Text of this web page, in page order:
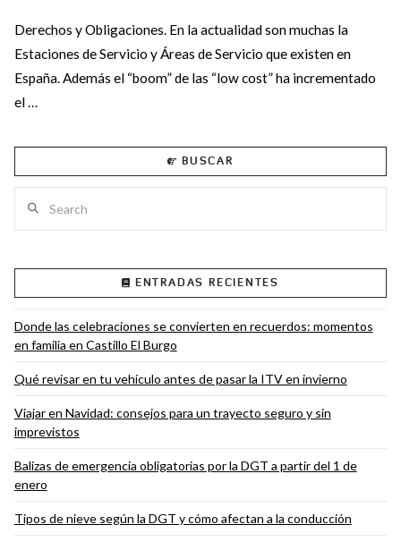
Derechos y Obligaciones. En la actualidad son muchas la
Estaciones de Servicio y Áreas de Servicio que existen en
España. Además el “boom” de las “low cost” ha incrementado
el …
BUSCAR
ENTRADAS RECIENTES
Donde las celebraciones se convierten en recuerdos: momentos
en familia en Castillo El Burgo
Qué revisar en tu vehículo antes de pasar la ITV en invierno
Viajar en Navidad: consejos para un trayecto seguro y sin
imprevistos
Balizas de emergencia obligatorias por la DGT a partir del 1 de
enero
Tipos de nieve según la DGT y cómo afectan a la conducción